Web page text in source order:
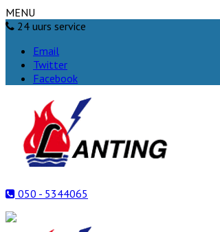
MENU
24 uurs service
Email
Twitter
Facebook
050 - 5344065